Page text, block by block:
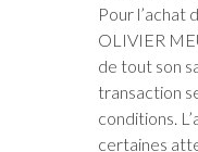
Pour l’achat
OLIVIER
de tout son
transaction
conditions.
certaines